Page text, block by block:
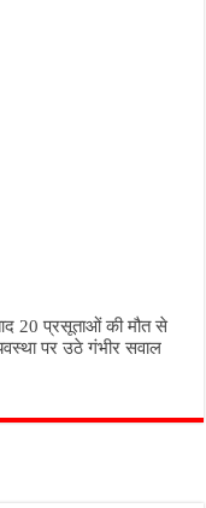
20 प्रसूताओं की मौत से
पर उठे गंभीर सवाल